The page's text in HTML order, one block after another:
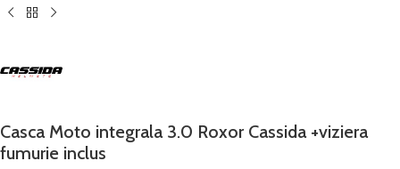
Casca Moto integrala 3.0 Roxor Cassida +viziera
fumurie inclus